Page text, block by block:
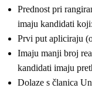
Prednost pri
imaju kandidati koji:
Prvi put apliciraju
Imaju manji broj
kandidati imaju
Dolaze s članica